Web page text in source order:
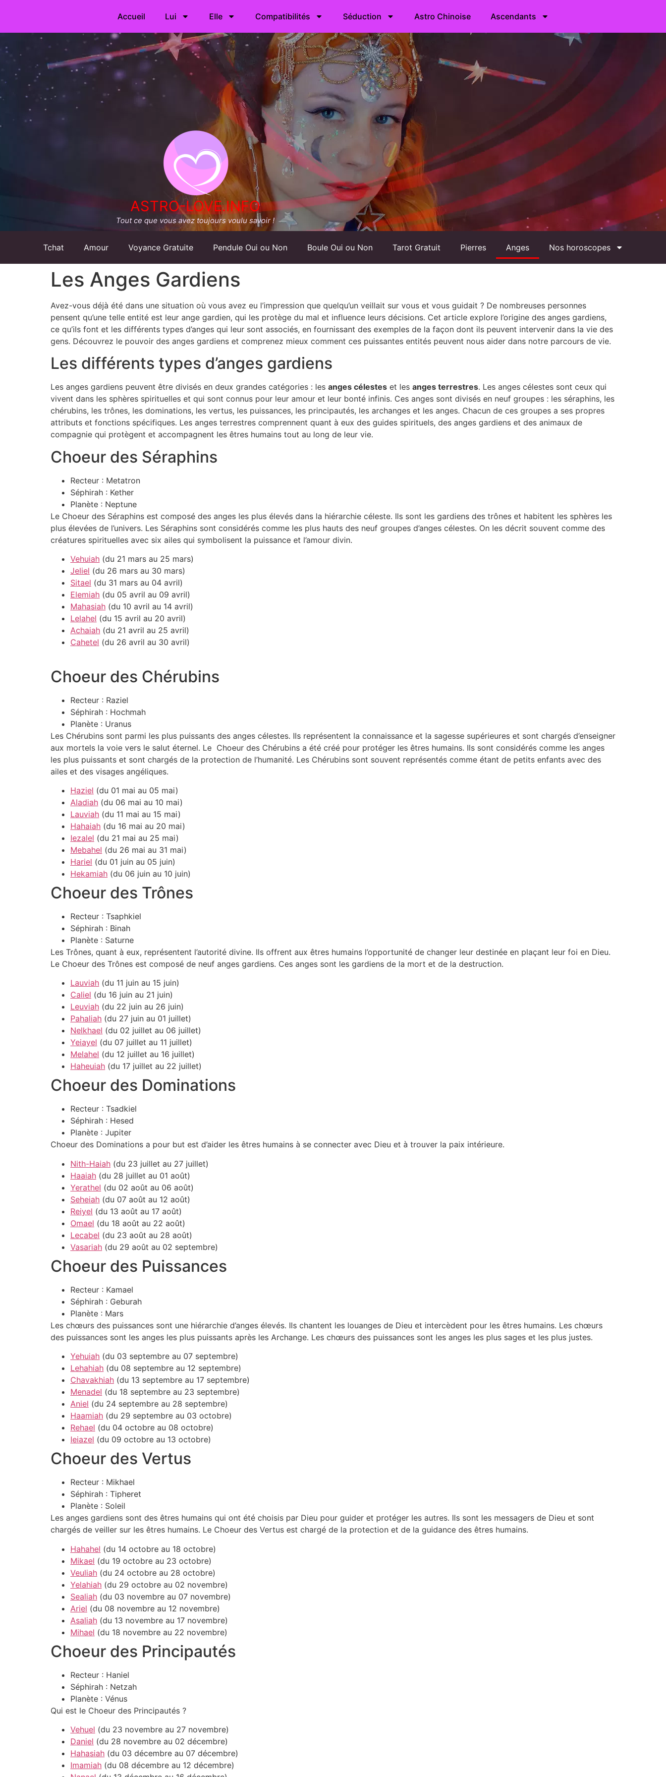
Accueil Lui Elle Compatibilités Séduction Astro Chinoise Ascendants
ASTRO-LOVE.INFO
Tout ce que vous avez toujours voulu savoir !
Tchat Amour Voyance Gratuite Pendule Oui ou Non Boule Oui ou Non Tarot Gratuit Pierres Anges Nos horoscopes
Les Anges Gardiens
Avez-vous déjà été dans une situation où vous avez eu l’impression que quelqu’un veillait sur vous et vous guidait ? De nombreuses personnes
pensent qu’une telle entité est leur ange gardien, qui les protège du mal et influence leurs décisions. Cet article explore l’origine des anges gardiens,
ce qu’ils font et les différents types d’anges qui leur sont associés, en fournissant des exemples de la façon dont ils peuvent intervenir dans la vie des
gens. Découvrez le pouvoir des anges gardiens et comprenez mieux comment ces puissantes entités peuvent nous aider dans notre parcours de vie.
Les différents types d’anges gardiens
Les anges gardiens peuvent être divisés en deux grandes catégories : les anges célestes et les anges terrestres. Les anges célestes sont ceux qui
vivent dans les sphères spirituelles et qui sont connus pour leur amour et leur bonté infinis. Ces anges sont divisés en neuf groupes : les séraphins, les
chérubins, les trônes, les dominations, les vertus, les puissances, les principautés, les archanges et les anges. Chacun de ces groupes a ses propres
attributs et fonctions spécifiques. Les anges terrestres comprennent quant à eux des guides spirituels, des anges gardiens et des animaux de
compagnie qui protègent et accompagnent les êtres humains tout au long de leur vie.
Choeur des Séraphins
Recteur : Metatron
Séphirah : Kether
Planète : Neptune
Le Choeur des Séraphins est composé des anges les plus élevés dans la hiérarchie céleste. Ils sont les gardiens des trônes et habitent les sphères les
plus élevées de l’univers. Les Séraphins sont considérés comme les plus hauts des neuf groupes d’anges célestes. On les décrit souvent comme des
créatures spirituelles avec six ailes qui symbolisent la puissance et l’amour divin.
Vehuiah (du 21 mars au 25 mars)
Jeliel (du 26 mars au 30 mars)
Sitael (du 31 mars au 04 avril)
Elemiah (du 05 avril au 09 avril)
Mahasiah (du 10 avril au 14 avril)
Lelahel (du 15 avril au 20 avril)
Achaiah (du 21 avril au 25 avril)
Cahetel (du 26 avril au 30 avril)
Choeur des Chérubins
Recteur : Raziel
Séphirah : Hochmah
Planète : Uranus
Les Chérubins sont parmi les plus puissants des anges célestes. Ils représentent la connaissance et la sagesse supérieures et sont chargés d’enseigner
aux mortels la voie vers le salut éternel. Le Choeur des Chérubins a été créé pour protéger les êtres humains. Ils sont considérés comme les anges
les plus puissants et sont chargés de la protection de l’humanité. Les Chérubins sont souvent représentés comme étant de petits enfants avec des
ailes et des visages angéliques.
Haziel (du 01 mai au 05 mai)
Aladiah (du 06 mai au 10 mai)
Lauviah (du 11 mai au 15 mai)
Hahaiah (du 16 mai au 20 mai)
Iezalel (du 21 mai au 25 mai)
Mebahel (du 26 mai au 31 mai)
Hariel (du 01 juin au 05 juin)
Hekamiah (du 06 juin au 10 juin)
Choeur des Trônes
Recteur : Tsaphkiel
Séphirah : Binah
Planète : Saturne
Les Trônes, quant à eux, représentent l’autorité divine. Ils offrent aux êtres humains l’opportunité de changer leur destinée en plaçant leur foi en Dieu.
Le Choeur des Trônes est composé de neuf anges gardiens. Ces anges sont les gardiens de la mort et de la destruction.
Lauviah (du 11 juin au 15 juin)
Caliel (du 16 juin au 21 juin)
Leuviah (du 22 juin au 26 juin)
Pahaliah (du 27 juin au 01 juillet)
Nelkhael (du 02 juillet au 06 juillet)
Yeiayel (du 07 juillet au 11 juillet)
Melahel (du 12 juillet au 16 juillet)
Haheuiah (du 17 juillet au 22 juillet)
Choeur des Dominations
Recteur : Tsadkiel
Séphirah : Hesed
Planète : Jupiter
Choeur des Dominations a pour but est d’aider les êtres humains à se connecter avec Dieu et à trouver la paix intérieure.
Nith-Haiah (du 23 juillet au 27 juillet)
Haaiah (du 28 juillet au 01 août)
Yerathel (du 02 août au 06 août)
Seheiah (du 07 août au 12 août)
Reiyel (du 13 août au 17 août)
Omael (du 18 août au 22 août)
Lecabel (du 23 août au 28 août)
Vasariah (du 29 août au 02 septembre)
Choeur des Puissances
Recteur : Kamael
Séphirah : Geburah
Planète : Mars
Les chœurs des puissances sont une hiérarchie d’anges élevés. Ils chantent les louanges de Dieu et intercèdent pour les êtres humains. Les chœurs
des puissances sont les anges les plus puissants après les Archange. Les chœurs des puissances sont les anges les plus sages et les plus justes.
Yehuiah (du 03 septembre au 07 septembre)
Lehahiah (du 08 septembre au 12 septembre)
Chavakhiah (du 13 septembre au 17 septembre)
Menadel (du 18 septembre au 23 septembre)
Aniel (du 24 septembre au 28 septembre)
Haamiah (du 29 septembre au 03 octobre)
Rehael (du 04 octobre au 08 octobre)
Ieiazel (du 09 octobre au 13 octobre)
Choeur des Vertus
Recteur : Mikhael
Séphirah : Tipheret
Planète : Soleil
Les anges gardiens sont des êtres humains qui ont été choisis par Dieu pour guider et protéger les autres. Ils sont les messagers de Dieu et sont
chargés de veiller sur les êtres humains. Le Choeur des Vertus est chargé de la protection et de la guidance des êtres humains.
Hahahel (du 14 octobre au 18 octobre)
Mikael (du 19 octobre au 23 octobre)
Veuliah (du 24 octobre au 28 octobre)
Yelahiah (du 29 octobre au 02 novembre)
Sealiah (du 03 novembre au 07 novembre)
Ariel (du 08 novembre au 12 novembre)
Asaliah (du 13 novembre au 17 novembre)
Mihael (du 18 novembre au 22 novembre)
Choeur des Principautés
Recteur : Haniel
Séphirah : Netzah
Planète : Vénus
Qui est le Choeur des Principautés ?
Vehuel (du 23 novembre au 27 novembre)
Daniel (du 28 novembre au 02 décembre)
Hahasiah (du 03 décembre au 07 décembre)
Imamiah (du 08 décembre au 12 décembre)